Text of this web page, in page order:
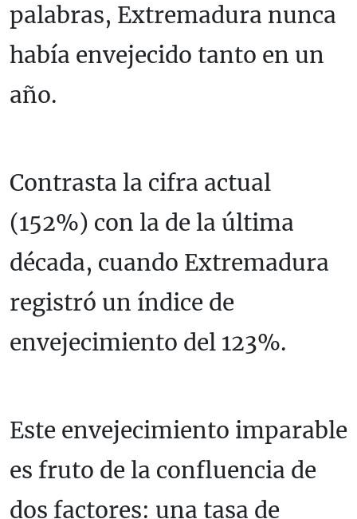
palabras, Extremadura nunca
había envejecido tanto en un
año.
Contrasta la cifra actual
(152%) con la de la última
década, cuando Extremadura
registró un índice de
envejecimiento del 123%.
Este envejecimiento imparable
es fruto de la confluencia de
dos factores: una tasa de